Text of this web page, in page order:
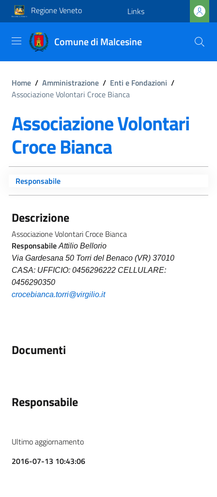
Regione Veneto Links
Comune di Malcesine
Home / Amministrazione / Enti e Fondazioni /
Associazione Volontari Croce Bianca
Associazione Volontari
Croce Bianca
Responsabile
Descrizione
Associazione Volontari Croce Bianca
Responsabile Attilio Bellorio
Via Gardesana 50 Torri del Benaco (VR) 37010
CASA: UFFICIO: 0456296222 CELLULARE:
0456290350
crocebianca.torri@virgilio.it
Documenti
Responsabile
Ultimo aggiornamento
2016-07-13 10:43:06